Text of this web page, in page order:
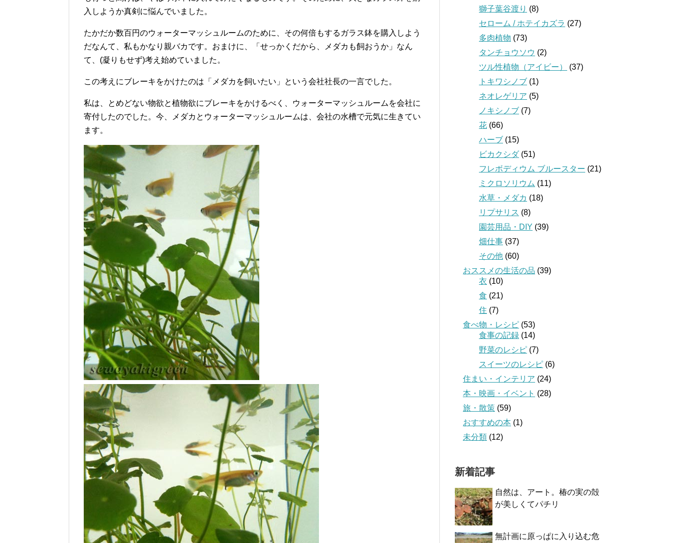
入しようか真剣に悩んでいました。
たかだか数百円のウォーターマッシュルームのために、その何倍もするガラス鉢を購入しよう
だなんて、私もかなり親バカです。おまけに、「せっかくだから、メダカも飼おうか」なん
て、(凝りもせず)考え始めていました。
この考えにブレーキをかけたのは「メダカを飼いたい」という会社社長の一言でした。
私は、とめどない物欲と植物欲にブレーキをかけるべく、ウォーターマッシュルームを会社に
寄付したのでした。今、メダカとウォーターマッシュルームは、会社の水槽で元気に生きてい
ます。
獅子葉谷渡り (8)
セローム / ホテイカズラ (27)
多肉植物 (73)
タンチョウソウ (2)
ツル性植物（アイビー）
(37)
トキワシノブ (1)
ネオレゲリア (5)
ノキシノブ (7)
花 (66)
ハーブ (15)
ビカクシダ(51)
フレボディウム ブルースター (21)
ミクロソリウム (11)
水草・メダカ (18)
リプサリス (8)
園芸用品・DIY (39)
畑仕事 (37)
その他 (60)
おススメの生活の品 (39)
衣 (10)
食 (21)
住 (7)
食べ物・レシピ (53)
食事の記録 (14)
野菜のレシピ (7)
スイーツのレシピ (6)
住まい・インテリア (24)
本・映画・イベント (28)
旅・散策 (59)
おすすめの本 (1)
未分類 (12)
新着記事
自然は、アート。椿の実の殻
が美しくてパチリ
無計画に原っぱに入り込む危